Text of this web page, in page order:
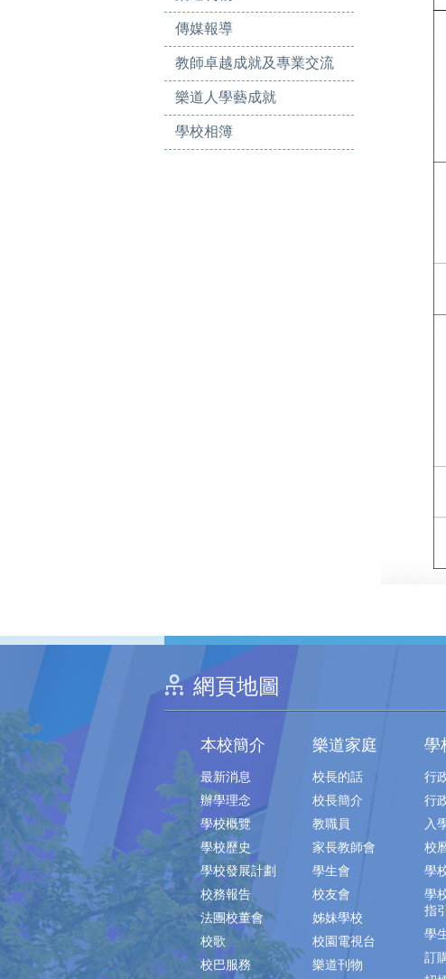
傳媒報導
教師卓越成就及專業交流
樂道人學藝成就
學校相簿
網頁地圖
本校簡介
最新消息
辦學理念
學校概覽
學校歷史
學校發展計劃
校務報告
法團校董會
校歌
校巴服務
樂道家庭
校長的話
校長簡介
教職員
家長教師會
學生會
校友會
姊妹學校
校園電視台
樂道刊物
學
行
行
入
校
學
學
指引
學
訂